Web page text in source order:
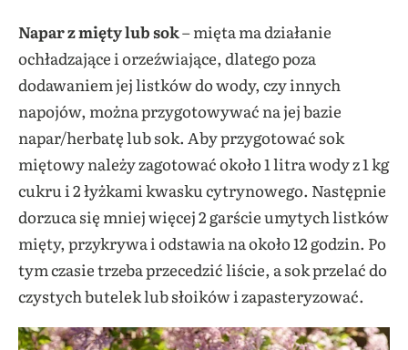
Napar z mięty lub sok– mięta ma działanie
ochładzające i orzeźwiające, dlatego poza
dodawaniem jej listków do wody, czy innych
napojów, można przygotowywać na jej bazie
napar/herbatę lub sok. Aby przygotować sok
miętowy należy zagotować około 1 litra wody z 1 kg
cukru i 2 łyżkami kwasku cytrynowego. Następnie
dorzuca się mniej więcej 2 garście umytych listków
mięty, przykrywa i odstawia na około 12 godzin. Po
tym czasie trzeba przecedzić liście, a sok przelać do
czystych butelek lub słoików i zapasteryzować.